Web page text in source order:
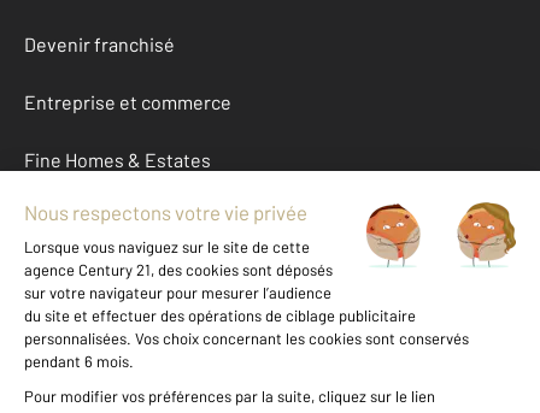
Devenir franchisé
Entreprise et commerce
Fine Homes & Estates
À propos
International
Nous contacter